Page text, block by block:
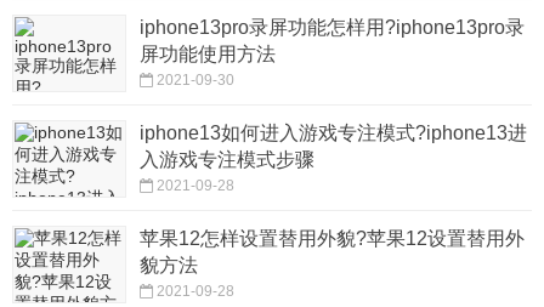
iphone13pro录屏功能怎样用?iphone13pro录
屏功能使用方法
2021-09-30
iphone13如何进入游戏专注模式?iphone13进
入游戏专注模式步骤
2021-09-28
苹果12怎样设置替用外貌?苹果12设置替用外
貌方法
2021-09-28